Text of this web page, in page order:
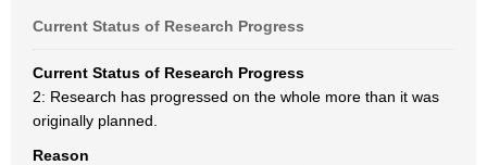
Current Status of Research Progress
Current Status of Research Progress
2: Research has progressed on the whole more than it was
originally planned.
Reason